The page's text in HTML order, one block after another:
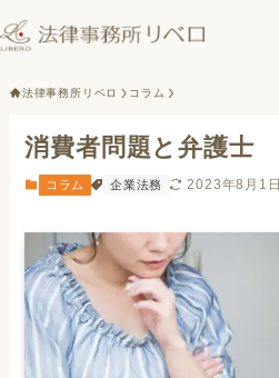
法律事務所リベロ コラム
消費者問題と弁護士
コラム 企業法務 2023年8月1日